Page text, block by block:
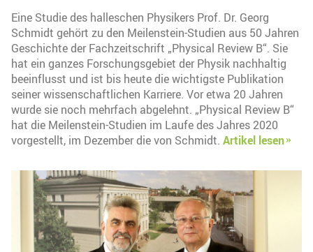
Eine Studie des halleschen Physikers Prof. Dr. Georg
Schmidt gehört zu den Meilenstein-Studien aus 50 Jahren
Geschichte der Fachzeitschrift „Physical Review B“. Sie
hat ein ganzes Forschungsgebiet der Physik nachhaltig
beeinflusst und ist bis heute die wichtigste Publikation
seiner wissenschaftlichen Karriere. Vor etwa 20 Jahren
wurde sie noch mehrfach abgelehnt. „Physical Review B“
hat die Meilenstein-Studien im Laufe des Jahres 2020
vorgestellt, im Dezember die von Schmidt. Artikel lesen